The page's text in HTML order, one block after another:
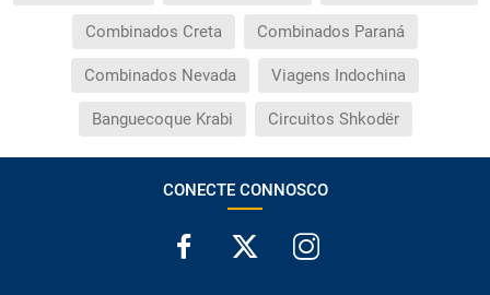
Combinados Creta Combinados Paraná
Combinados Nevada Viagens Indochina
Banguecoque Krabi Circuitos Shkodër
CONECTE CONNOSCO